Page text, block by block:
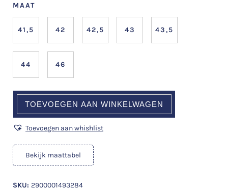
MAAT
41,5 42 42,5 43 43,5
44 46
TOEVOEGEN AAN WINKELWAGEN
Toevoegen aan whishlist
Bekijk maattabel
SKU: 2900001493284